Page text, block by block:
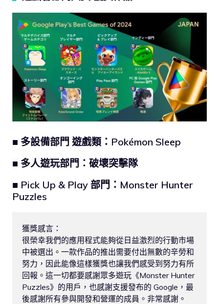
■ 多設備部門 遊戲類：Pokémon Sleep
■ 多人遊玩部門：破壞突擊隊
■ Pick Up & Play 部門：Monster Hunter
Puzzles
獲獎感言：
很榮幸我們的應用程式能夠從日益激烈的行動市場
中被選出。一款作品的推出需要付出無數的辛勞和
努力，因此能像這樣獲獎也讓我們感受到努力有所
回報。這一切都要感謝眾多遊玩《Monster Hunter
Puzzles》的用戶，也感謝支援發布的 Google，最
後感謝所有參與開發和營運的成員。非常感謝。